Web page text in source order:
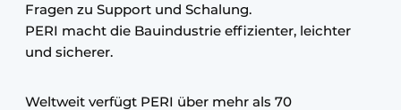
Fragen zu Support und Schalung.
PERI macht die Bauindustrie effizienter, leichter
und sicherer.
Weltweit verfügt PERI über mehr als 70